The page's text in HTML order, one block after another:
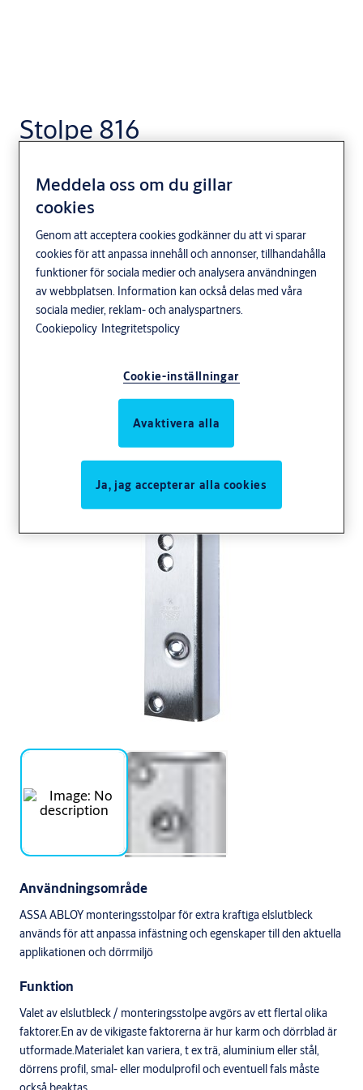
Stolpe 816
Användningsområde
ASSA ABLOY monteringsstolpar för extra kraftiga elslutbleck
används för att anpassa infästning och egenskaper till den aktuella
applikationen och dörrmiljö
Funktion
Valet av elslutbleck / monteringsstolpe avgörs av ett flertal olika
faktorer.En av de vikigaste faktorerna är hur karm och dörrblad är
utformade.Materialet kan variera, t ex trä, aluminium eller stål,
dörrens profil, smal- eller modulprofil och eventuell fals måste
Meddela oss om du gillar
cookies
Genom att acceptera cookies godkänner du att vi sparar
cookies för att anpassa innehåll och annonser, tillhandahålla
funktioner för sociala medier och analysera användningen
av webbplatsen. Information kan också delas med våra
sociala medier, reklam- och analyspartners.
Cookiepolicy Integritetspolicy
Cookie-inställningar
Avaktivera alla
Ja, jag accepterar alla cookies